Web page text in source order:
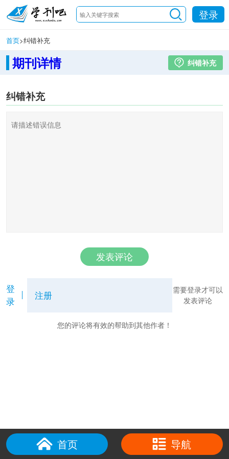
登录
首页>纠错补充
期刊详情 纠错补充
纠错补充
发表评论
登
录
注册
需要登录才可以
发表评论
您的评论将有效的帮助到其他作者！
首页 导航